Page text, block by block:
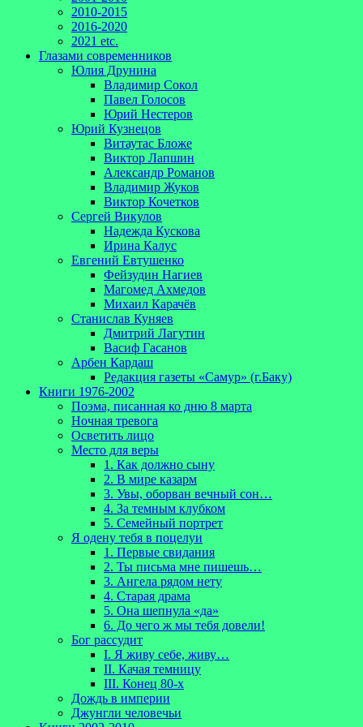
2010-2015
2016-2020
2021 etc.
Глазами современников
Юлия Друнина
Владимир Сокол
Павел Голосов
Юрий Нестеров
Юрий Кузнецов
Витаутас Бложе
Виктор Лапшин
Александр Романов
Владимир Жуков
Виктор Кочетков
Сергей Викулов
Надежда Кускова
Ирина Калус
Евгений Евтушенко
Фейзудин Нагиев
Магомед Ахмедов
Михаил Карачёв
Станислав Куняев
Дмитрий Лагутин
Васиф Гасанов
Арбен Кардаш
Редакция газеты «Самур» (г.Баку)
Книги 1976-2002
Поэма, писанная ко дню 8 марта
Ночная тревога
Осветить лицо
Место для веры
1. Как должно сыну
2. В мире казарм
3. Увы, оборван вечный сон…
4. За темным клубком
5. Семейный портрет
Я одену тебя в поцелуи
1. Первые свидания
2. Ты письма мне пишешь…
3. Ангела рядом нету
4. Старая драма
5. Она шепнула «да»
6. До чего ж мы тебя довели!
Бог рассудит
I. Я живу себе, живу…
II. Качая темницу
III. Конец 80-х
Дождь в империи
Джунгли человечьи